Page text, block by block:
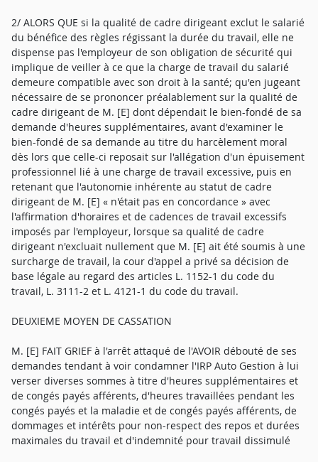
2/ ALORS QUE si la qualité de cadre dirigeant exclut le salarié
du bénéfice des règles régissant la durée du travail, elle ne
dispense pas l'employeur de son obligation de sécurité qui
implique de veiller à ce que la charge de travail du salarié
demeure compatible avec son droit à la santé; qu'en jugeant
nécessaire de se prononcer préalablement sur la qualité de
cadre dirigeant de M. [E] dont dépendait le bien-fondé de sa
demande d'heures supplémentaires, avant d'examiner le
bien-fondé de sa demande au titre du harcèlement moral
dès lors que celle-ci reposait sur l'allégation d'un épuisement
professionnel lié à une charge de travail excessive, puis en
retenant que l'autonomie inhérente au statut de cadre
dirigeant de M. [E] « n'était pas en concordance » avec
l'affirmation d'horaires et de cadences de travail excessifs
imposés par l'employeur, lorsque sa qualité de cadre
dirigeant n'excluait nullement que M. [E] ait été soumis à une
surcharge de travail, la cour d'appel a privé sa décision de
base légale au regard des articles L. 1152-1 du code du
travail, L. 3111-2 et L. 4121-1 du code du travail.
DEUXIEME MOYEN DE CASSATION
M. [E] FAIT GRIEF à l'arrêt attaqué de l'AVOIR débouté de ses
demandes tendant à voir condamner l'IRP Auto Gestion à lui
verser diverses sommes à titre d'heures supplémentaires et
de congés payés afférents, d'heures travaillées pendant les
congés payés et la maladie et de congés payés afférents, de
dommages et intérêts pour non-respect des repos et durées
maximales du travail et d'indemnité pour travail dissimulé